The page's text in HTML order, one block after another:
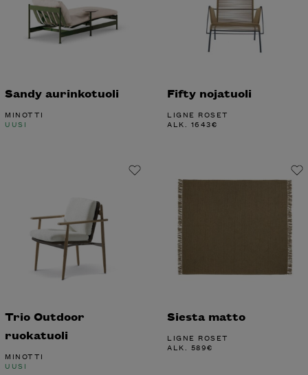
Sandy aurinkotuoli
MINOTTI
UUSI
Fifty nojatuoli
LIGNE ROSET
ALK. 1643€
Trio Outdoor
ruokatuoli
MINOTTI
UUSI
Siesta matto
LIGNE ROSET
ALK. 589€